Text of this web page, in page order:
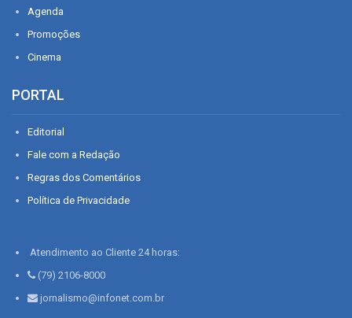
Agenda
Promoções
Cinema
PORTAL
Editorial
Fale com a Redação
Regras dos Comentários
Política de Privacidade
Atendimento ao Cliente 24 horas:
(79) 2106-8000
jornalismo@infonet.com.br